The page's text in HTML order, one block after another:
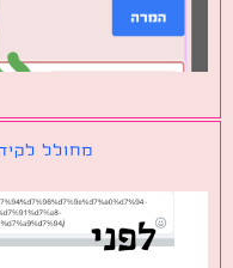
מחולל לקידוד